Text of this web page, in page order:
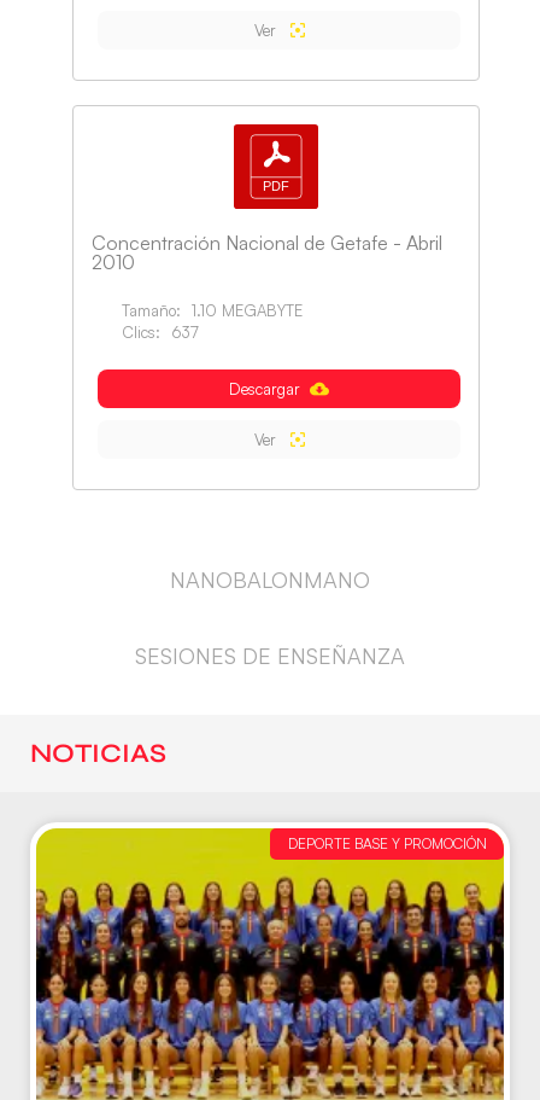
NANOBALONMANO
SESIONES DE ENSEÑANZA
Ver
Concentración Nacional de Getafe - Abril
2010
Tamaño:
1.10 MEGABYTE
Clics:
637
Descargar
Ver
NOTICIAS
DEPORTE BASE Y PROMOCIÓN